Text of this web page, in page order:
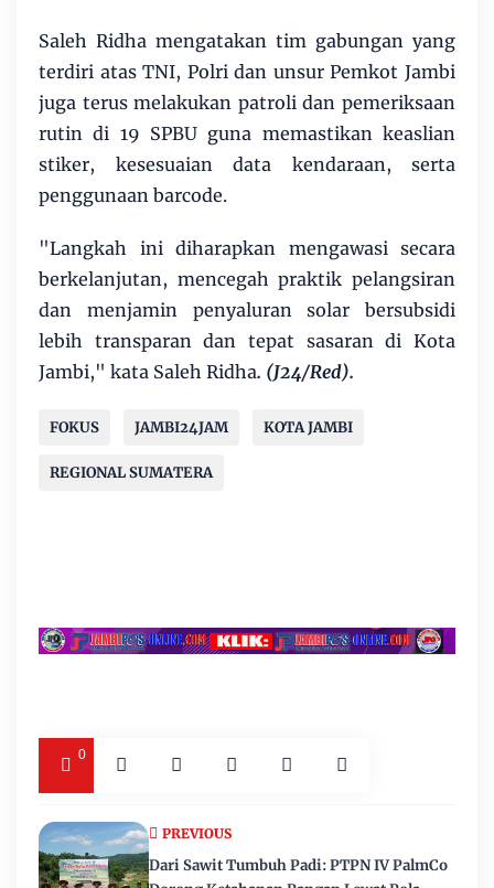
Saleh Ridha mengatakan tim gabungan yang
terdiri atas TNI, Polri dan unsur Pemkot Jambi
juga terus melakukan patroli dan pemeriksaan
rutin di 19 SPBU guna memastikan keaslian
stiker, kesesuaian data kendaraan, serta
penggunaan barcode.
"Langkah ini diharapkan mengawasi secara
berkelanjutan, mencegah praktik pelangsiran
dan menjamin penyaluran solar bersubsidi
lebih transparan dan tepat sasaran di Kota
Jambi," kata Saleh Ridha. (J24/Red).
FOKUS JAMBI24JAM KOTA JAMBI
REGIONAL SUMATERA
0
PREVIOUS
Dari Sawit Tumbuh Padi: PTPN IV PalmCo